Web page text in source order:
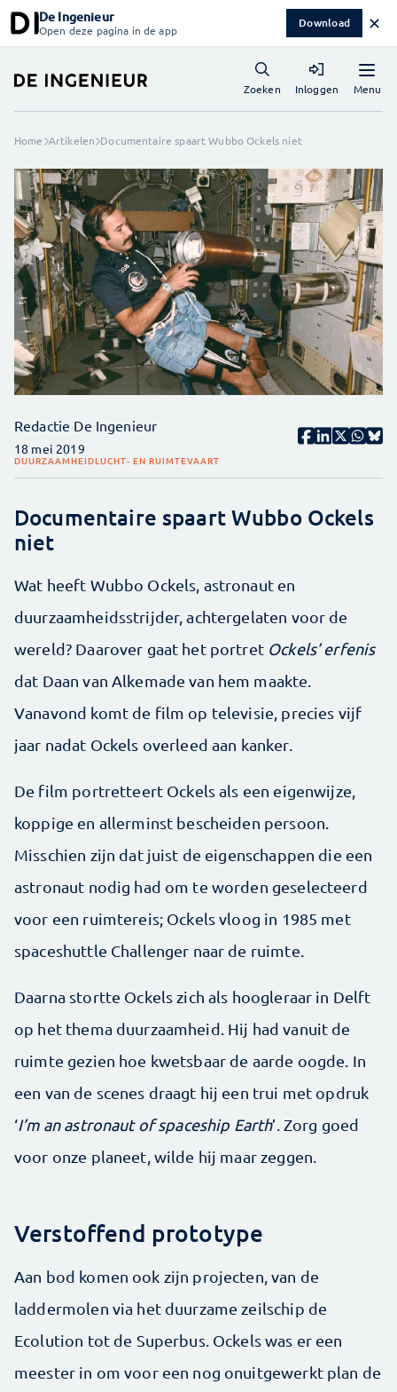
De Ingenieur
Open deze pagina in de app Download ✕
Menu
Zoeken Inloggen
Home Artikelen Documentaire spaart Wubbo Ockels niet
Redactie De Ingenieur
18 mei 2019
DUURZAAMHEIDLUCHT- EN RUIMTEVAART
Documentaire spaart Wubbo Ockels
niet
Wat heeft Wubbo Ockels, astronaut en
duurzaamheidsstrijder, achtergelaten voor de
wereld? Daarover gaat het portret Ockels’ erfenis
dat Daan van Alkemade van hem maakte.
Vanavond komt de film op televisie, precies vijf
jaar nadat Ockels overleed aan kanker.
De film portretteert Ockels als een eigenwijze,
koppige en allerminst bescheiden persoon.
Misschien zijn dat juist de eigenschappen die een
astronaut nodig had om te worden geselecteerd
voor een ruimtereis; Ockels vloog in 1985 met
spaceshuttle Challenger naar de ruimte.
Daarna stortte Ockels zich als hoogleraar in Delft
op het thema duurzaamheid. Hij had vanuit de
ruimte gezien hoe kwetsbaar de aarde oogde. In
een van de scenes draagt hij een trui met opdruk
‘I’m an astronaut of spaceship Earth’. Zorg goed
voor onze planeet, wilde hij maar zeggen.
Verstoffend prototype
Aan bod komen ook zijn projecten, van de
laddermolen via het duurzame zeilschip de
Ecolution tot de Superbus. Ockels was er een
meester in om voor een nog onuitgewerkt plan de